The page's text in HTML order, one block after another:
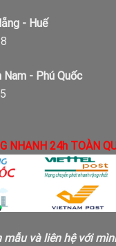
- Huế
Nam - Phú Quốc
NHANH 24h TOÀN
mẫu và liên hệ với